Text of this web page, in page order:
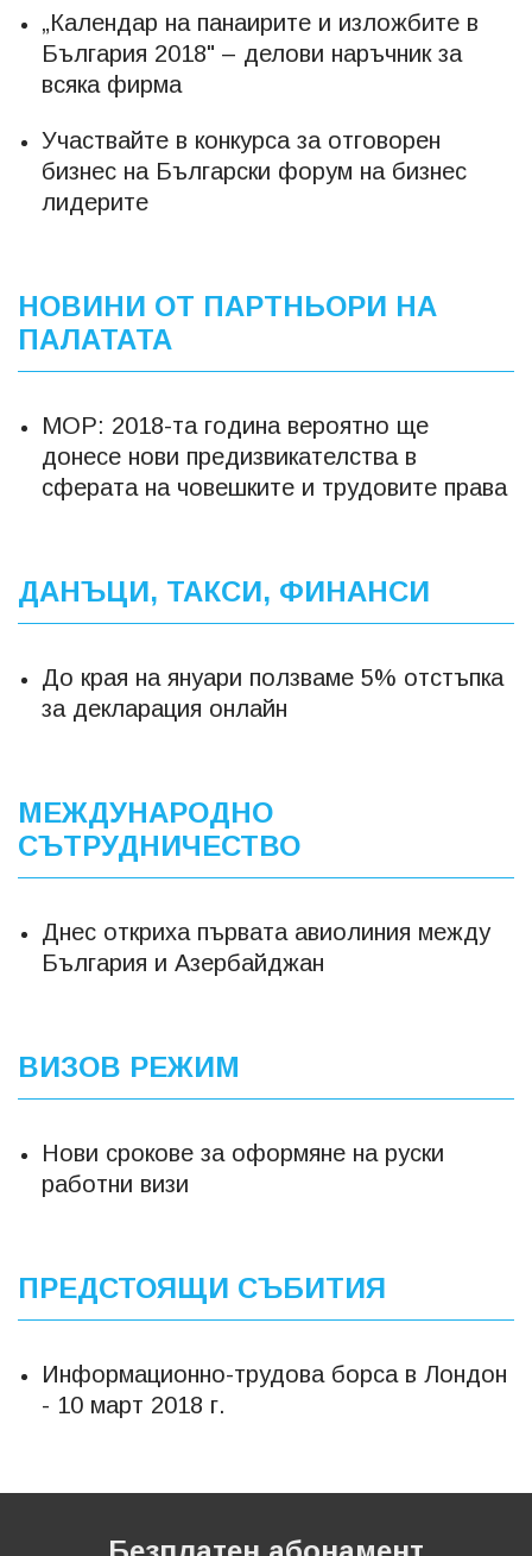
„Календар на панаирите и изложбите в
България 2018" – делови наръчник за
всяка фирма
Участвайте в конкурса за отговорен
бизнес на Български форум на бизнес
лидерите
НОВИНИ ОТ ПАРТНЬОРИ НА
ПАЛАТАТА
МОР: 2018-та година вероятно ще
донесе нови предизвикателства в
сферата на човешките и трудовите права
ДАНЪЦИ, ТАКСИ, ФИНАНСИ
До края на януари ползваме 5% отстъпка
за декларация онлайн
МЕЖДУНАРОДНО
СЪТРУДНИЧЕСТВО
Днес откриха първата авиолиния между
България и Азербайджан
ВИЗОВ РЕЖИМ
Нови срокове за оформяне на руски
работни визи
ПРЕДСТОЯЩИ СЪБИТИЯ
Информационно-трудова борса в Лондон
- 10 март 2018 г.